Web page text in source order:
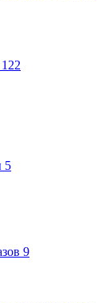
122
5
9